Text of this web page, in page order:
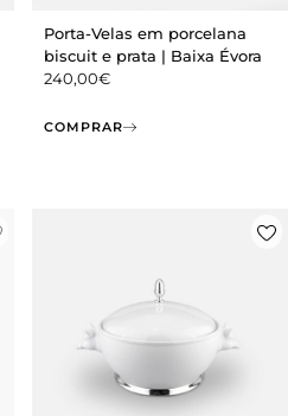
Porta-Velas em porcelana
biscuit e prata | Baixa Évora
240,00€
COMPRAR